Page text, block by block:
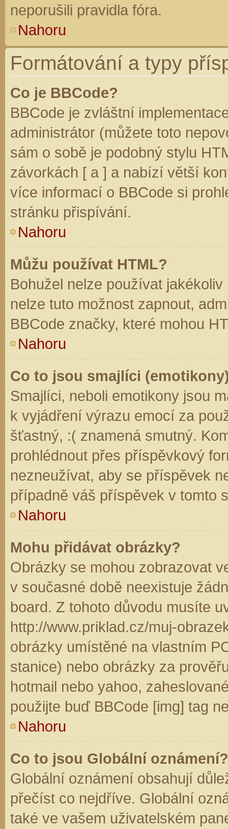
neporušili pravidla fóra.
Nahoru
Formátování a typy
Co je BBCode?
BBCode je zvláštní
administrátor (můžete toto
sám o sobě je podobný stylu
závorkách [ a ] a nabízí větší
více informací o BBCode si
stránku přispívání.
Nahoru
Můžu používat HTML?
Bohužel nelze používat
nelze tuto možnost zapnout,
BBCode značky, které mohou
Nahoru
Co to jsou smajlíci
Smajlíci, neboli emotikony jsou
k vyjádření výrazu emocí za
šťastný, :( znamená smutný.
prohlédnout přes příspěvkový
nezneužívat, aby se příspěvek
případně váš příspěvek v tomto
Nahoru
Mohu přidávat obrázky?
Obrázky se mohou zobrazovat
v současné době neexistuje
board. Z tohoto důvodu musíte
http://www.priklad.cz/muj-
obrázky umístěné na vlastním
stanice) nebo obrázky za
hotmail nebo yahoo,
použijte buď BBCode [img] tag
Nahoru
Co to jsou Globální oznámení?
Globální oznámení obsahují
přečíst co nejdříve. Globální
také ve vašem uživatelském